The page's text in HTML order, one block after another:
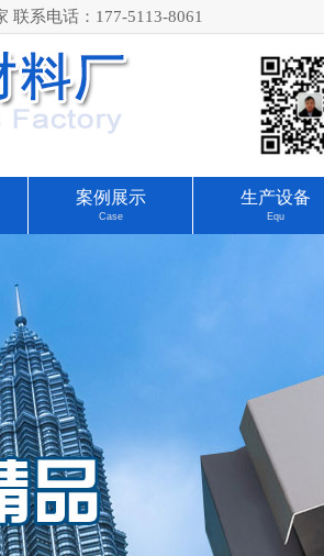
联系电话：177-5113-8061
案例展示
Case
生产设备
Equ